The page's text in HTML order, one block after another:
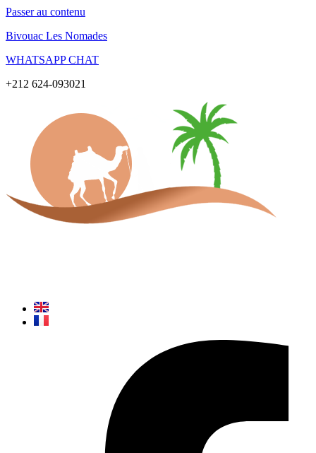
Passer au contenu
Bivouac Les Nomades
WHATSAPP CHAT
+212 624-093021